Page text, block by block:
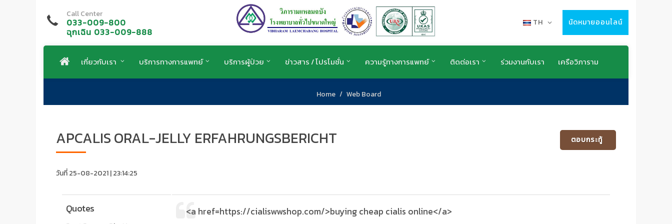
Call Center
033-009-800
ฉุกเฉิน 033-009-888
TH นัดหมายออนไลน์
เกี่ยวกับเรา บริการทางการแพทย์ บริการผู้ป่วย ข่าวสาร / โปรโมชั่น ความรู้ทางการแพทย์ ติดต่อเรา ร่วมงานกับเรา เครือวิภาราม
Home Web Board
APCALIS ORAL-JELLY ERFAHRUNGSBERICHT
วันที่ 25-08-2021 | 23:14:25
ตอบกระทู้
Quotes <a href=https://cialiswwshop.com/>buying cheap cialis online</a>